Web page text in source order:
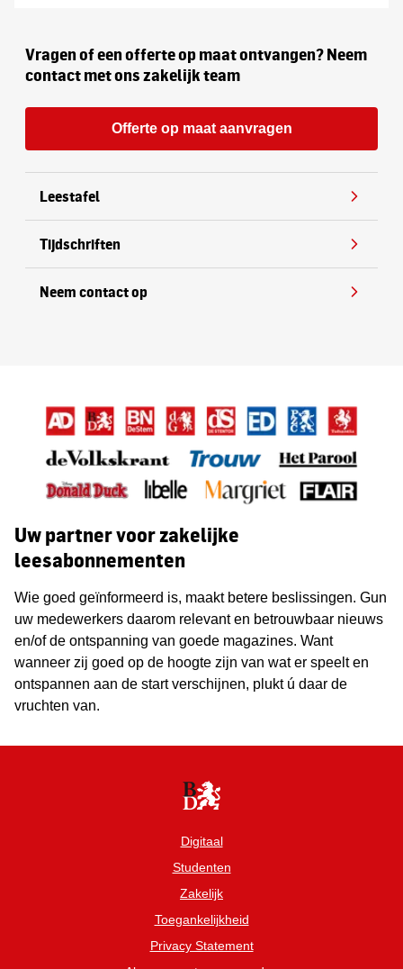
Vragen of een offerte op maat ontvangen? Neem
contact met ons zakelijk team
Offerte op maat aanvragen
Leestafel
Tijdschriften
Neem contact op
Uw partner voor zakelijke
leesabonnementen
Wie goed geïnformeerd is, maakt betere beslissingen. Gun
uw medewerkers daarom relevant en betrouwbaar nieuws
en/of de ontspanning van goede magazines. Want
wanneer zij goed op de hoogte zijn van wat er speelt en
ontspannen aan de start verschijnen, plukt ú daar de
vruchten van.
Digitaal
Studenten
Zakelijk
Toegankelijkheid
Privacy Statement